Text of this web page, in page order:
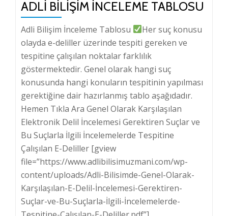
ADLI BILIŞIM İNCELEME TABLOSU
Adli Bilişim İnceleme Tablosu
Her suç konusu
olayda e-deliller üzerinde tespiti gereken ve
tespitine çalışılan noktalar farklılık
göstermektedir. Genel olarak hangi suç
konusunda hangi konuların tespitinin yapılması
gerektiğine dair hazırlanmış tablo aşağıdadır.
Hemen Tıkla Ara Genel Olarak Karşılaşılan
Elektronik Delil İncelemesi Gerektiren Suçlar ve
Bu Suçlarla İlgili İncelemelerde Tespitine
Çalışılan E-Deliller [gview
file=”https://www.adlibilisimuzmani.com/wp-
content/uploads/Adli-Bilisimde-Genel-Olarak-
Karşılaşılan-E-Delil-İncelemesi-Gerektiren-
Suçlar-ve-Bu-Suçlarla-İlgili-İncelemelerde-